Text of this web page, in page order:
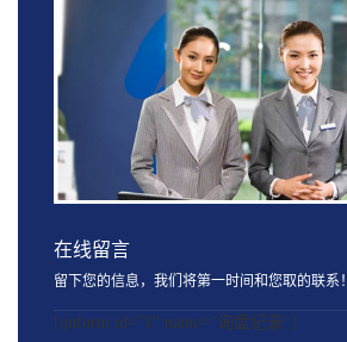
在线留言
留下您的信息，我们将第一时间和您取的联系！
[quform id="1" name="询盘记录"]